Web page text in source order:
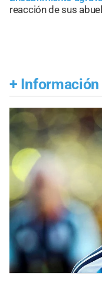
reacción de sus
+ Información